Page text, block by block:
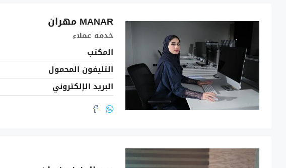
MANAR مهران
خدمه عملاء
المكتب
التليفون المحمول
البريد الإلكتروني